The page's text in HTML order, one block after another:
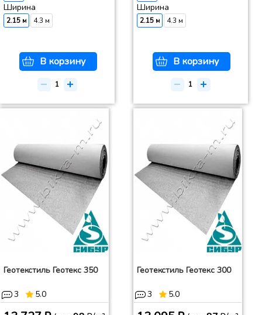
Ширина
2.15 м 4.3 м
В корзину
Ширина
2.15 м 4.3 м
В корзину
Геотекстиль Геотекс 350
3 5.0
Геотекстиль Геотекс 300
3 5.0